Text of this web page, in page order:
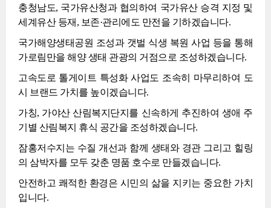
충청남도, 국가유산청과 협의하여 국가유산 승격 지정 및
세계유산 등재, 보존·관리에도 만전을 기하겠습니다.
국가해양생태공원 조성과 갯벌 식생 복원 사업 등을 통해
가로림만을 해양 생태 관광의 거점으로 조성하겠습니다.
고속도로 톨게이트 특성화 사업도 조속히 마무리하여 도
시 브랜드 가치를 높이겠습니다.
가칭, 가야산 산림복지단지를 신속하게 추진하여 생애 주
기별 산림복지 휴식 공간을 조성하겠습니다.
잠홍저수지는 수질 개선과 함께 생태와 경관 그리고 힐링
의 삼박자를 모두 갖춘 명품 호수로 만들겠습니다.
안전하고 쾌적한 환경은 시민의 삶을 지키는 중요한 가치
입니다.